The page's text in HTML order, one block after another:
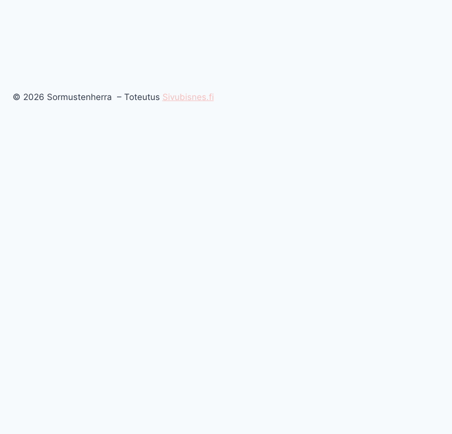
© 2026 Sormustenherra – Toteutus Sivubisnes.fi